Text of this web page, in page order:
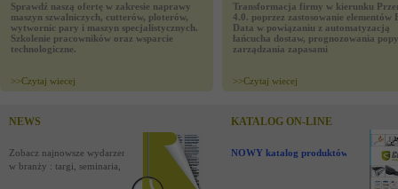
Sprawdź naszą ofertę w zakresie naprawy
maszyn szwalniczych, cutterów, ploterów,
wytwornic pary i maszyn specjalistycznych.
Szkolenie pracowników oraz wsparcie
technologiczne.
>>Czytaj wiecej
Transformacja firmy w kierunku
4.0. poprzez zastosowanie elementów
Data w powiązaniu z automatyzacją
łańcucha dostaw, prognozowania
zarządzania zapasami
>>Czytaj wiecej
NEWS
Zobacz najnowsze wydarzenia
w branży : targi, seminaria,
KATALOG ON-LINE
NOWY katalog produktów !